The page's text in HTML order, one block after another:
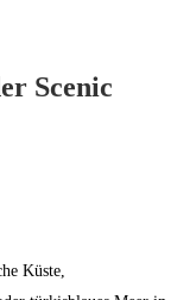
Scenic
Küste,